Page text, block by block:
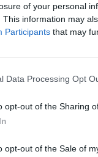
of your personal
This information may
Participants that may
Data Processing Opt
opt-out of the Sharing
opt-out of the Sale of